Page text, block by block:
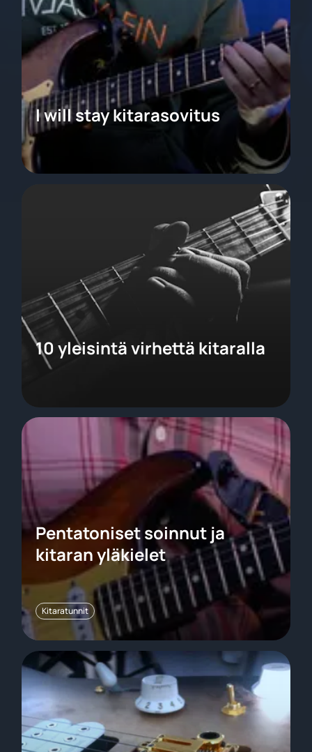
I will stay kitarasovitus
10 yleisintä virhettä kitaralla
Pentatoniset soinnut ja
kitaran yläkielet
Kitaratunnit